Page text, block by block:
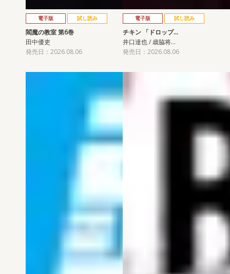
電子版 試し読み
閻魔の教室 第6巻
田中優吏
発売日：2026.08.06
電子版 試し読み
チキン 「ドロップ…
井口達也 / 歳脇将…
発売日：2026.08.06